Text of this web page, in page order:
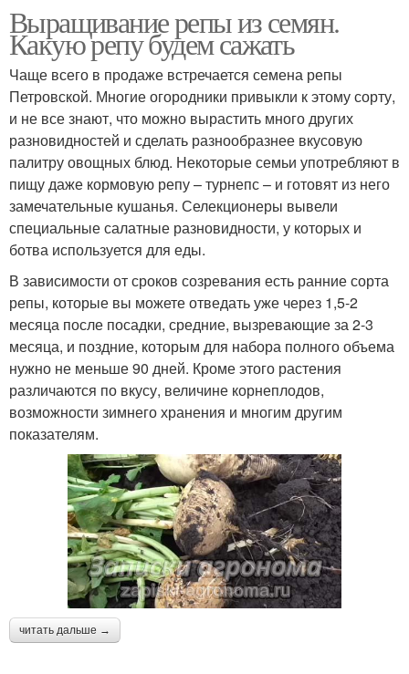
Выращивание репы из семян.
Какую репу будем сажать
Чаще всего в продаже встречается семена репы
Петровской. Многие огородники привыкли к этому сорту,
и не все знают, что можно вырастить много других
разновидностей и сделать разнообразнее вкусовую
палитру овощных блюд. Некоторые семьи употребляют в
пищу даже кормовую репу – турнепс – и готовят из него
замечательные кушанья. Селекционеры вывели
специальные салатные разновидности, у которых и
ботва используется для еды.
В зависимости от сроков созревания есть ранние сорта
репы, которые вы можете отведать уже через 1,5-2
месяца после посадки, средние, вызревающие за 2-3
месяца, и поздние, которым для набора полного объема
нужно не меньше 90 дней. Кроме этого растения
различаются по вкусу, величине корнеплодов,
возможности зимнего хранения и многим другим
показателям.
читать дальше →